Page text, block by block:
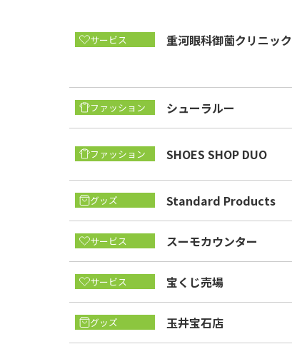
サービス 重河眼科御薗クリニック
ファッション シューラルー
ファッション SHOES SHOP DUO
グッズ Standard Products
サービス スーモカウンター
サービス 宝くじ売場
グッズ 玉井宝石店